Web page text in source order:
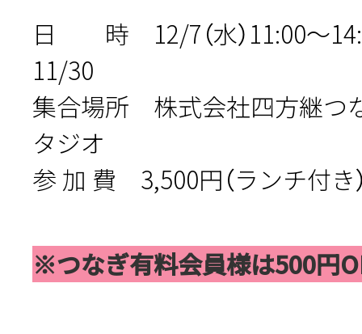
日 時 12/7（水）11:00〜
11/30
集合場所 株式会社四方継つ
タジオ
参 加 費 3,500円（ランチ付
※つなぎ有料会員様は500円